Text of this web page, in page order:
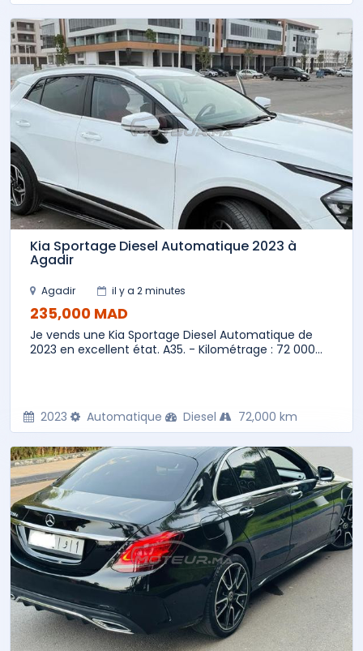
Kia Sportage Diesel Automatique 2023 à
Agadir
Agadir il y a 2 minutes
235,000 MAD
Je vends une Kia Sportage Diesel Automatique de
2023 en excellent état. A35. - Kilométrage : 72 000...
2023 Automatique Diesel 72,000 km